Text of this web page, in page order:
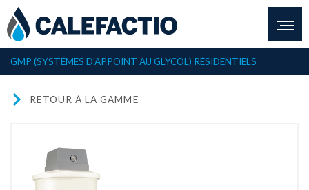
GMP (SYSTÈMES D'APPOINT AU GLYCOL) RÉSIDENTIELS
RETOUR À LA GAMME